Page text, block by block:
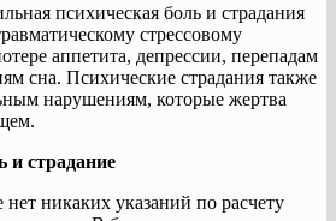
психическая боль и страдания
стрессовому
аппетита, депрессии, перепадам
сна. Психические страдания также
нарушениям, которые жертва
и страдание
никаких указаний по расчету